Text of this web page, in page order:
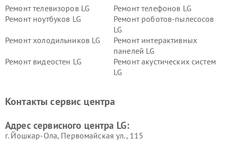
Ремонт телевизоров LG
Ремонт телефонов LG
Ремонт ноутбуков LG
Ремонт роботов-пылесосов
LG
Ремонт холодильников LG
Ремонт интерактивных
панелей LG
Ремонт видеостен LG
Ремонт акустических систем
LG
Ремонт морозильных камер
Ремонт вертикальных
Контакты сервис центра
Адрес сервисного центра LG:
г. Йошкар-Ола, Первомайская ул., 115